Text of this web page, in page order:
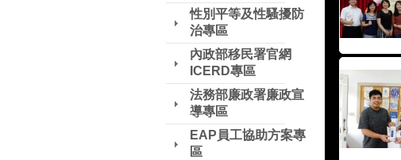
性別平等及性騷擾防
治專區
內政部移民署官網
ICERD專區
法務部廉政署廉政宣
導專區
EAP員工協助方案專
區